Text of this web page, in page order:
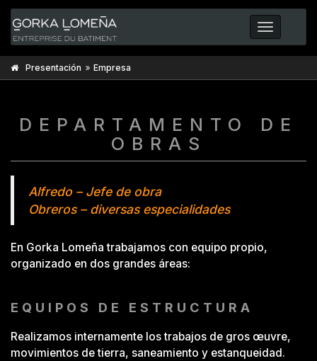
Toggle
navigation
Presentación Empresa
DEPARTAMENTO DE
OBRAS
Alfredo – Jefe de obra
Obreros – diversas especialidades
En Gorka Lomeña trabajamos con equipo propio,
organizado en dos grandes áreas:
EQUIPOS DE ESTRUCTURA
Realizamos internamente los trabajos de gros œuvre,
movimientos de tierra, saneamiento y estanqueidad.